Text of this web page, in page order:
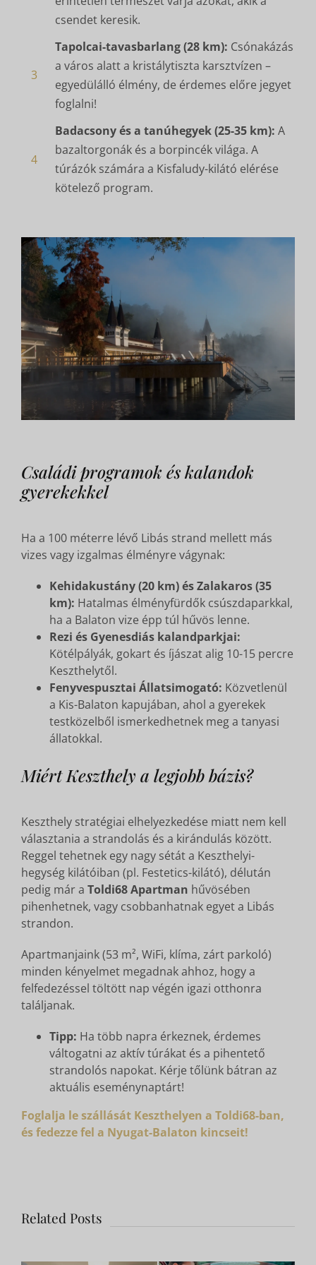
csendet keresik.
3
Tapolcai-tavasbarlang (28 km): Csónakázás
a város alatt a kristálytiszta karsztvízen –
egyedülálló élmény, de érdemes előre jegyet
foglalni!
4
Badacsony és a tanúhegyek (25-35 km): A
bazaltorgonák és a borpincék világa. A
túrázók számára a Kisfaludy-kilátó elérése
kötelező program.
Családi programok és kalandok
gyerekekkel
Ha a 100 méterre lévő Libás strand mellett más
vizes vagy izgalmas élményre vágynak:
Kehidakustány (20 km) és Zalakaros (35
km): Hatalmas élményfürdők csúszdaparkkal,
ha a Balaton vize épp túl hűvös lenne.
Rezi és Gyenesdiás kalandparkjai:
Kötélpályák, gokart és íjászat alig 10-15 percre
Keszthelytől.
Fenyvespusztai Állatsimogató: Közvetlenül
a Kis-Balaton kapujában, ahol a gyerekek
testközelből ismerkedhetnek meg a tanyasi
állatokkal.
Miért Keszthely a legjobb bázis?
Keszthely stratégiai elhelyezkedése miatt nem kell
választania a strandolás és a kirándulás között.
Reggel tehetnek egy nagy sétát a Keszthelyi-
hegység kilátóiban (pl. Festetics-kilátó), délután
pedig már a Toldi68 Apartman hűvösében
pihenhetnek, vagy csobbanhatnak egyet a Libás
strandon.
Apartmanjaink (53 m², WiFi, klíma, zárt parkoló)
minden kényelmet megadnak ahhoz, hogy a
felfedezéssel töltött nap végén igazi otthonra
találjanak.
Tipp: Ha több napra érkeznek, érdemes
váltogatni az aktív túrákat és a pihentető
strandolós napokat. Kérje tőlünk bátran az
aktuális eseménynaptárt!
Foglalja le szállását Keszthelyen a Toldi68-ban,
és fedezze fel a Nyugat-Balaton kincseit!
Related Posts